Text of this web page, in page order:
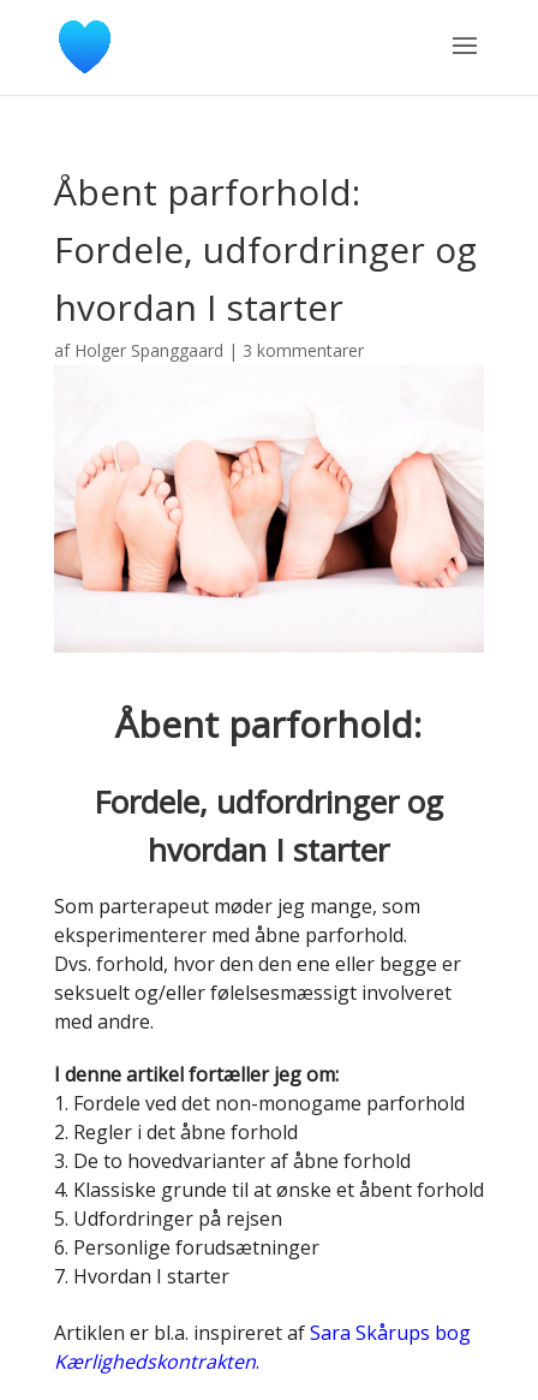
Åbent parforhold:
Fordele, udfordringer og
hvordan I starter
af Holger Spanggaard | 3 kommentarer
Åbent parforhold:
Fordele, udfordringer og
hvordan I starter
Som parterapeut møder jeg mange, som
eksperimenterer med åbne parforhold.
Dvs. forhold, hvor den den ene eller begge er
seksuelt og/eller følelsesmæssigt involveret
med andre.
I denne artikel fortæller jeg om:
Fordele ved det non-monogame parforhold
Regler i det åbne forhold
De to hovedvarianter af åbne forhold
Klassiske grunde til at ønske et åbent forhold
Udfordringer på rejsen
Personlige forudsætninger
Hvordan I starter
Artiklen er bl.a. inspireret afSara Skårups bog
Kærlighedskontrakten.